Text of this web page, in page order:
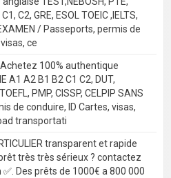
C2, GRE, ESOL TOEIC ,IELTS,
/ Passeports, permis de
ce
100% authentique
A1 A2 B1 B2 C1 C2, DUT,
PMP, CISSP, CELPIP SANS
de conduire, ID Cartes, visas,
transportati
transparent et rapide
très très sérieux ? contactez
Des prêts de 1000€ a 800 000